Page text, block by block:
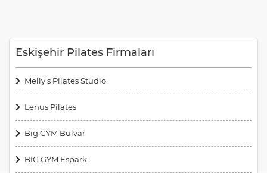
Eskişehir Pilates Firmaları
Melly’s Pilates Studio
Lenus Pilates
Big GYM Bulvar
BIG GYM Espark